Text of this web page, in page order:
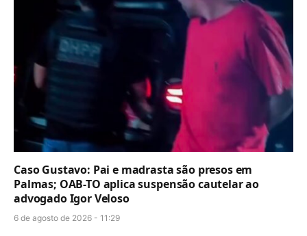
Caso Gustavo: Pai e madrasta são presos em
Palmas; OAB-TO aplica suspensão cautelar ao
advogado Igor Veloso
6 de agosto de 2026 - 11:29